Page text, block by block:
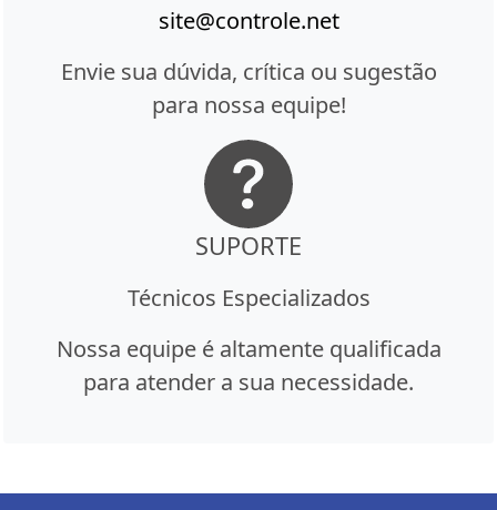
site@controle.net
Envie sua dúvida, crítica ou sugestão
para nossa equipe!
SUPORTE
Técnicos Especializados
Nossa equipe é altamente qualificada
para atender a sua necessidade.